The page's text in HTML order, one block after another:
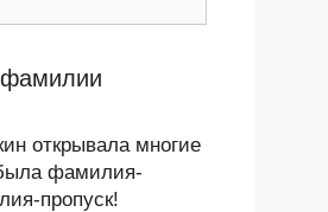
открывала многие
фамилия-
пропуск!